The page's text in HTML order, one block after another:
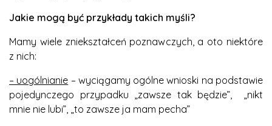
Jakie mogą być przykłady takich myśli?
Mamy wiele zniekształceń poznawczych, a oto niektóre
z nich:
– uogólnianie – wyciągamy ogólne wnioski na podstawie
pojedynczego przypadku „zawsze tak będzie”, „nikt
mnie nie lubi”, „to zawsze ja mam pecha”